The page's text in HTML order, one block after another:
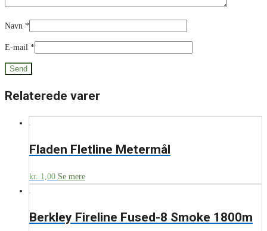
Navn *
E-mail *
Relaterede varer
Fladen Fletline Metermål
kr. 1,00 Se mere
Berkley Fireline Fused-8 Smoke 1800m